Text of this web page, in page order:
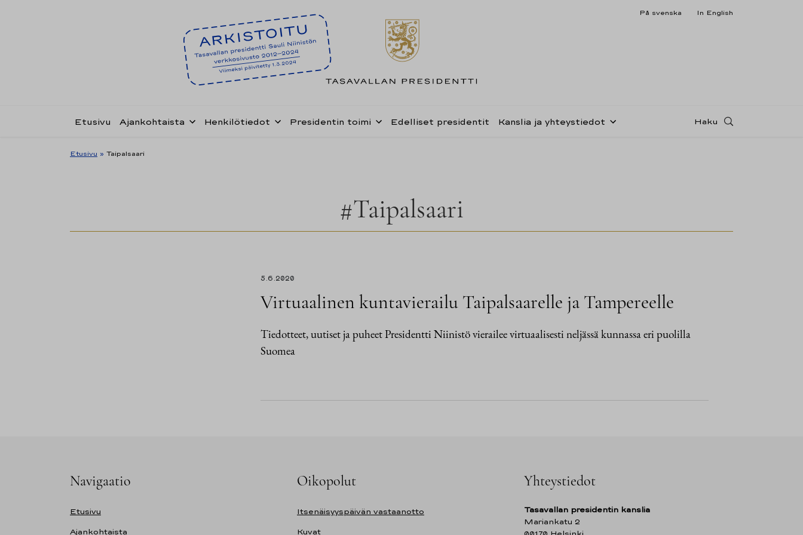
På svenska In English
Etusivu Ajankohtaista Henkilötiedot Presidentin toimi Edelliset presidentit Kanslia ja yhteystiedot Haku
Etusivu » Taipalsaari
#Taipalsaari
5.6.2020
Virtuaalinen kuntavierailu Taipalsaarelle ja Tampereelle
Tiedotteet, uutiset ja puheet Presidentti Niinistö vierailee virtuaalisesti neljässä kunnassa eri puolilla
Suomea
Navigaatio
Etusivu
Ajankohtaista
Oikopolut
Itsenäisyyspäivän vastaanotto
Kuvat
Yhteystiedot
Tasavallan presidentin kanslia
Mariankatu 2